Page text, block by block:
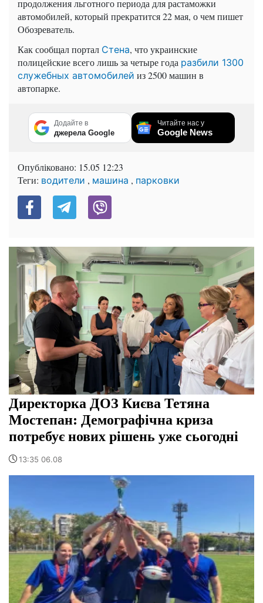
продолжения льготного периода для растаможки
автомобилей, который прекратится 22 мая, о чем пишет
Обозреватель.
Как сообщал портал Стена, что украинские
полицейские всего лишь за четыре года разбили 1300
служебных автомобилей из 2500 машин в
автопарке.
Додайте в
джерела Google
Читайте нас у
Google News
Опубліковано: 15.05 12:23
Теги: водители , машина , парковки
Директорка ДОЗ Києва Тетяна
Мостепан: Демографічна криза
потребує нових рішень уже сьогодні
13:35 06.08